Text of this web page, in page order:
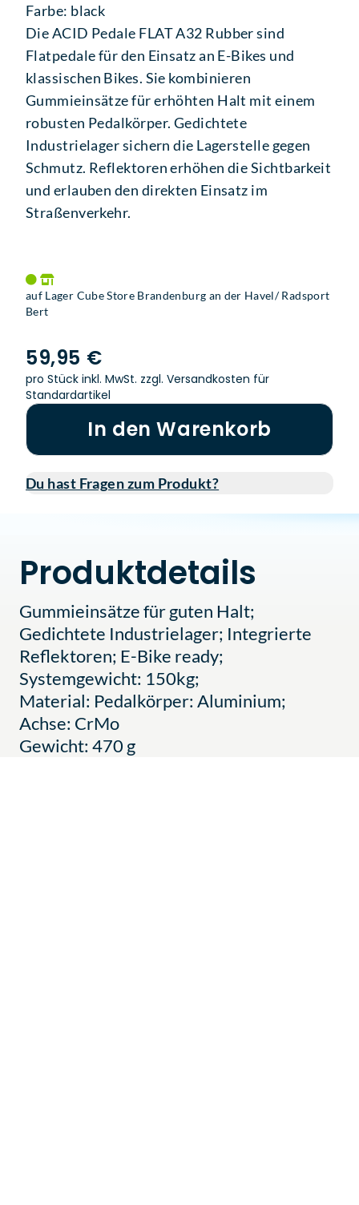
Farbe: black
Die ACID Pedale FLAT A32 Rubber sind
Flatpedale für den Einsatz an E-Bikes und
klassischen Bikes. Sie kombinieren
Gummieinsätze für erhöhten Halt mit einem
robusten Pedalkörper. Gedichtete
Industrielager sichern die Lagerstelle gegen
Schmutz. Reflektoren erhöhen die Sichtbarkeit
und erlauben den direkten Einsatz im
Straßenverkehr.
auf Lager Cube Store Brandenburg an der Havel/ Radsport
Bert
59,95 €
pro Stück inkl. MwSt. zzgl. Versandkosten für
Standardartikel
In den Warenkorb
Du hast Fragen zum Produkt?
Produktdetails
Gummieinsätze für guten Halt;
Gedichtete Industrielager; Integrierte
Reflektoren; E-Bike ready;
Systemgewicht: 150kg;
Material: Pedalkörper: Aluminium;
Achse: CrMo
Gewicht: 470 g